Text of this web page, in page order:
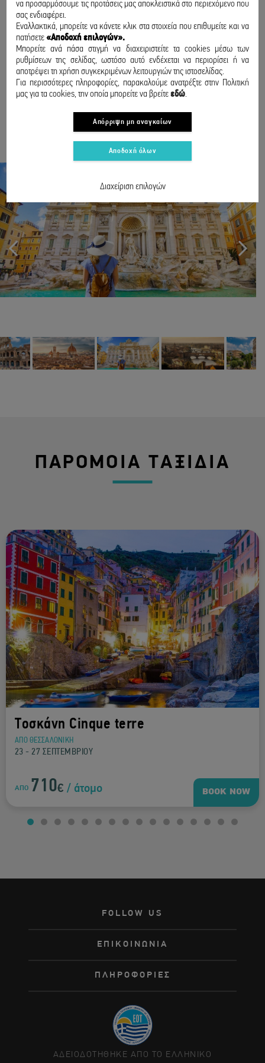
Rome walking tour περπατήστε με την τοπική συνοδό στα
σοκάκια της πόλης και γνωρίστε τις πιο εντυπωσιακές πλατείες
και μνημεία της Ρώμης
Επίσκεψη στο Τραστέβερε το πιο ρομαντικό κομμάτι της Ρώμης
Επίσκεψη στην Ούμπρια, στην πόλη Ορβιέτο, στην κορυφή ενός
απότομου ηφαιστειακού υψώματος
ΑΝΑΧΩΡΗΣΗ - ΕΠΙΣΤΡΟΦΗ
ΑΠΟ ΘΕΣΣΑΛΟΝΙΚΗ,16:50ΑΠΟ ΤΟΣΚΑΝΗ
ΠΑΡΟΜΟΙΑ ΤΑΞΙΔΙΑ
BOOK NOW
ΣΑΝΤΟΡΙΝΗ
ΑΠΟ ΘΕΣΣΑΛΟΝΙΚΗ
02 - 06 ΑΥΓΟΥΣΤΟΥ
ΑΠΟ 525€ / άτομο
FOLLOW US
ΕΠΙΚΟΙΝΩΝΙΑ
ΠΛΗΡΟΦΟΡΙΕΣ
ΑΔΕΙΟΔΟΤΗΘΗΚΕ ΑΠΟ ΤΟ ΕΛΛΗΝΙΚΟ
να προσαρμόσουμε τις προτάσεις μας αποκλειστικά στο περιεχόμενο που
σας ενδιαφέρει.
Εναλλακτικά, μπορείτε να κάνετε κλικ στα στοιχεία που επιθυμείτε και να
πατήσετε«Αποδοχή επιλογών».
Μπορείτε ανά πάσα στιγμή να διαχειριστείτε τα cookies μέσω των
ρυθμίσεων της σελίδας, ωστόσο αυτό ενδέχεται να περιορίσει ή να
αποτρέψει τη χρήση συγκεκριμένων λειτουργιών της ιστοσελίδας.
Για περισσότερες πληροφορίες, παρακαλούμε ανατρέξτε στην Πολιτική
μας για τα cookies, την οποία μπορείτε να βρείτεεδώ.
Απόρριψη μη αναγκαίων
Αποδοχή όλων
Διαχείριση επιλογών